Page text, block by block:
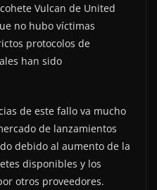
Vulcan de United
no hubo víctimas
protocolos de
han sido
de este fallo va mucho
de lanzamientos
debido al aumento de la
disponibles y los
otros proveedores.